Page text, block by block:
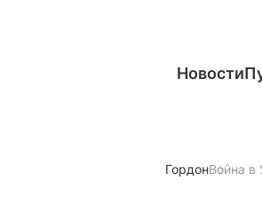
Новости
ГордонВойна в